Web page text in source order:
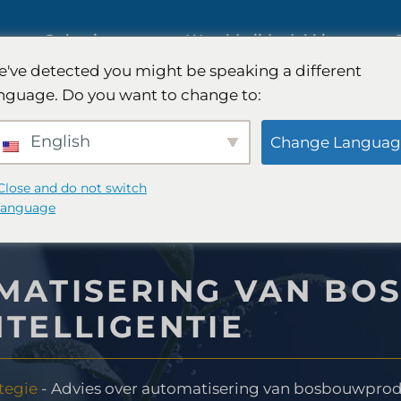
Oplossingen
-strategie
Internationaal marktonderzoek
Kwalitatief en kwantitatief
onderzoek
Wereldwijde dekking
VAN
- Advies over automatisering van
detected you might be speaking a different
Do you want to change to:
English Change
and do not switch